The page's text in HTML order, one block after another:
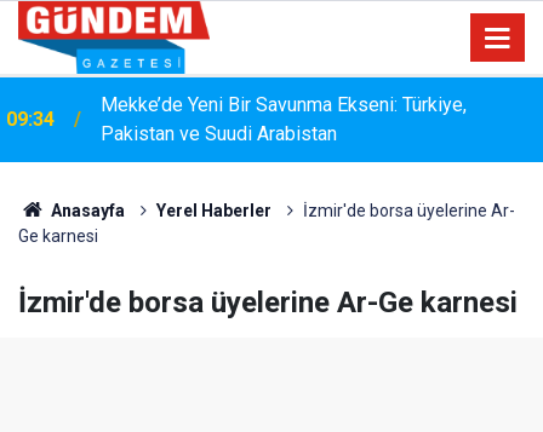
15:33 YANGIN RİSKİNE KARŞI KAPSAMLI TEMİZLİK
Anasayfa Yerel Haberler
İzmir'de borsa üyelerine Ar-
Ge karnesi
İzmir'de borsa üyelerine Ar-Ge karnesi